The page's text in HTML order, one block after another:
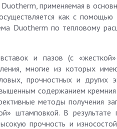
применяемая в
как с
Duotherm по тепловому
и пазов (с
многие из которых
прочностных и других
содержанием
методы получения
штамповкой. В
прочность и